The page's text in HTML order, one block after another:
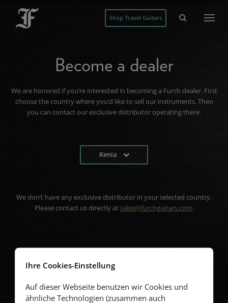
Shop Travel Guitars
Become a dealer
We are honored if you’re interested in becoming a Furch dealer. First
choose the country where you’d like to sell our instruments. Then
you can contact our exclusive distributor operating there.
Kenia
We don’t have any exclusive distributor in your selected country.
Please contact us directly at sales@furchguitars.com.
Folgen Sie uns
Ihre Cookies-Einstellung
Auf dieser Webseite benutzen wir Cookies und
ähnliche Technologien (zusammen auch